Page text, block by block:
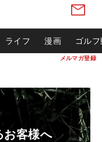
メルマガ登録
ライフ 漫画 ゴル
お客様へ